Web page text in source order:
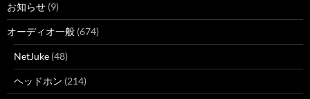
お知らせ (9)
オーディオ一般 (674)
NetJuke (48)
ヘッドホン (214)